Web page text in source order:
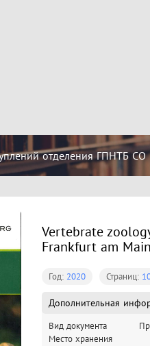
отделения ГПНТБ
Vertebrate
Frankfurt am
Год: 2020 Страниц:
Дополнительная
Вид документа
Место хранения